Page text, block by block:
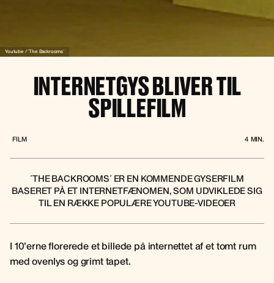
Youtube / ´The Backrooms´
INTERNETGYS BLIVER TIL
SPILLEFILM
FILM 4 MIN.
´THE BACKROOMS´ ER EN KOMMENDE GYSERFILM
BASERET PÅ ET INTERNETFÆNOMEN, SOM UDVIKLEDE SIG
TIL EN RÆKKE POPULÆRE YOUTUBE-VIDEOER
I 10’erne florerede et billede på internettet af et tomt rum
med ovenlys og grimt tapet.